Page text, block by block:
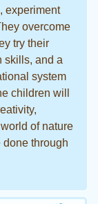
experiment
overcome
try their
skills, and a
system
children will
of nature
through